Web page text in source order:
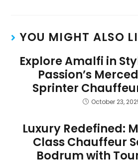
YOU MIGHT ALSO
Explore Amalfi in
Passion’s
Sprinter
October 23,
Luxury Redefined:
Class Chauffeur
Bodrum with